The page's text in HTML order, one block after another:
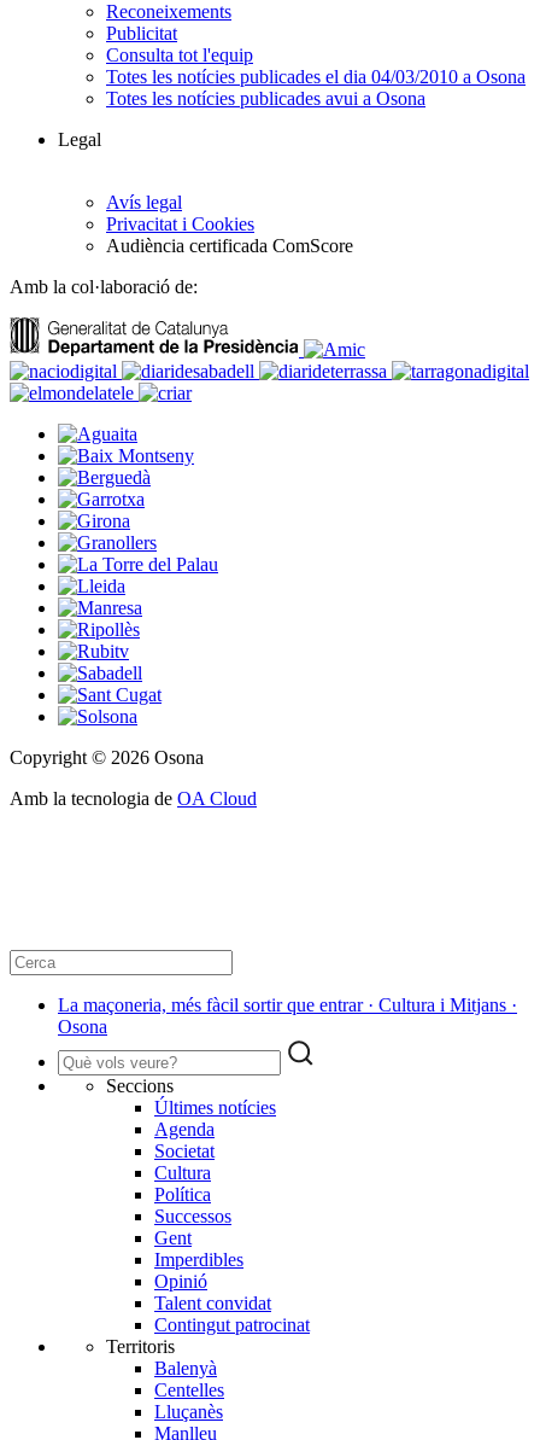
Reconeixements
Publicitat
Consulta tot l'equip
Totes les notícies publicades el dia 04/03/2010 a Osona
Totes les notícies publicades avui a Osona
Legal
Avís legal
Privacitat i Cookies
Audiència certificada ComScore
Amb la col·laboració de:
Copyright © 2026 Osona
Amb la tecnologia de OA Cloud
La maçoneria, més fàcil sortir que entrar · Cultura i Mitjans ·
Osona
Seccions
Últimes notícies
Agenda
Societat
Cultura
Política
Successos
Gent
Imperdibles
Opinió
Talent convidat
Contingut patrocinat
Territoris
Balenyà
Centelles
Lluçanès
Manlleu